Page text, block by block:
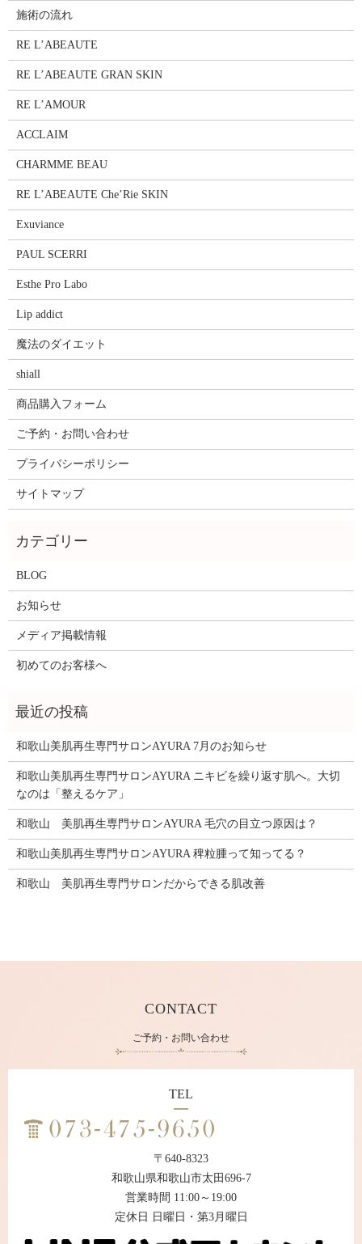
施術の流れ
RE L’ABEAUTE
RE L’ABEAUTE GRAN SKIN
RE L’AMOUR
ACCLAIM
CHARMME BEAU
RE L’ABEAUTE Che’Rie SKIN
Exuviance
PAUL SCERRI
Esthe Pro Labo
Lip addict
魔法のダイエット
shiall
商品購入フォーム
ご予約・お問い合わせ
プライバシーポリシー
サイトマップ
BLOG
お知らせ
メディア掲載情報
初めてのお客様へ
和歌山美肌再生専門サロンAYURA 7月のお知らせ
和歌山美肌再生専門サロンAYURA ニキビを繰り返す肌へ。大切
なのは「整えるケア」
和歌山 美肌再生専門サロンAYURA 毛穴の目立つ原因は？
和歌山美肌再生専門サロンAYURA 稗粒腫って知ってる？
和歌山 美肌再生専門サロンだからできる肌改善
CONTACT
ご予約・お問い合わせ
TEL
〒640-8323
和歌山県和歌山市太田696-7
営業時間 11:00～19:00
定休日 日曜日・第3月曜日